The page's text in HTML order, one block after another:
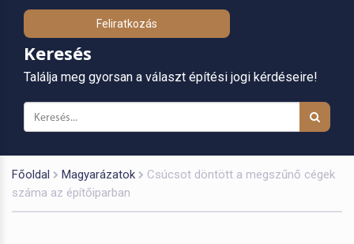
Feliratkozás
Keresés
Találja meg gyorsan a választ építési jogi kérdéseire!
Főoldal Magyarázatok
Csúcsot döntött a megszűnő cégek
száma az építőiparban